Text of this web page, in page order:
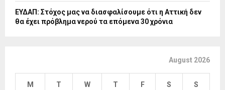
ΕΥΔΑΠ: Στόχος μας να διασφαλίσουμε ότι η Αττική δεν
θα έχει πρόβλημα νερού τα επόμενα 30 χρόνια
August 2026
M T W T F S S